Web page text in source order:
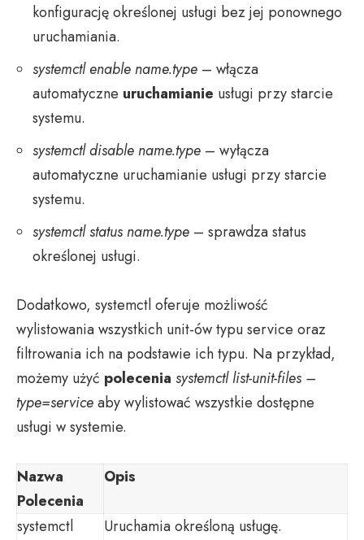
konfigurację określonej usługi bez jej ponownego
uruchamiania.
systemctl enable name.type – włącza
automatyczne uruchamianie usługi przy starcie
systemu.
systemctl disable name.type – wyłącza
automatyczne uruchamianie usługi przy starcie
systemu.
systemctl status name.type – sprawdza status
określonej usługi.
Dodatkowo, systemctl oferuje możliwość
wylistowania wszystkich unit-ów typu service oraz
filtrowania ich na podstawie ich typu. Na przykład,
możemy użyć polecenia systemctl list-unit-files –
type=serviceaby wylistować wszystkie dostępne
usługi w systemie.
Nazwa
Polecenia
Opis
systemctl
Uruchamia określoną usługę.